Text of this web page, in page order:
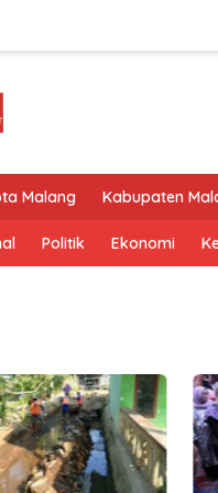
Malang Kabupaten
Politik Ekonomi